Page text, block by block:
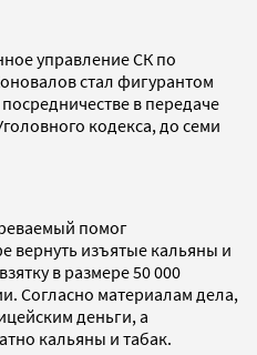
управление СК по
стал фигурантом
в передаче
кодекса, до семи
помог
вернуть изъятые кальяны и
в размере 50 000
Согласно материалам дела,
деньги, а
кальяны и табак.